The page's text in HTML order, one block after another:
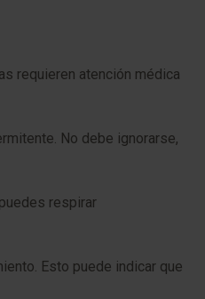
requieren atención médica
No debe ignorarse,
respirar
Esto puede indicar que